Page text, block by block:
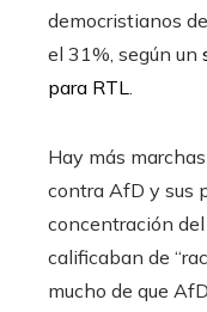
democristianos
el 31%, según un
para RTL
Hay más
contra AfD y sus
concentración
calificaban de
mucho de que